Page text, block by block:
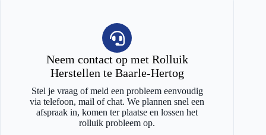
Neem contact op met Rolluik
Herstellen te Baarle-Hertog
Stel je vraag of meld een probleem eenvoudig
via telefoon, mail of chat. We plannen snel een
afspraak in, komen ter plaatse en lossen het
rolluik probleem op.